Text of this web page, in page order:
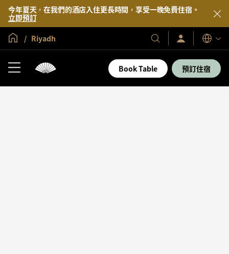
今年夏天，在我們的酒店入住更長時間，享受一晚免費住宿。
立即預訂
全球首頁
Riyadh
我
們
的
酒
登
入/
即
加
入
語
言
Book Table 預訂住宿